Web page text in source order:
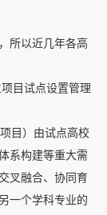
所以近几年各高
目试点设置管理
目）由试点高校
系构建等重大需
叉融合、协同育
一个学科专业的